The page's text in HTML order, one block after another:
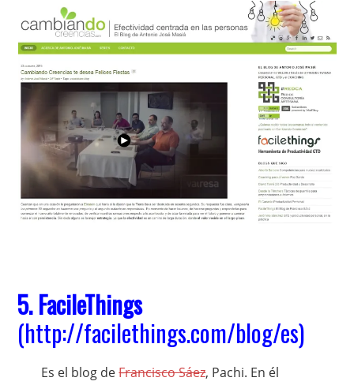
5. FacileThings
(http://facilethings.com/blog/es)
Es el blog deFrancisco Sáez, Pachi. En él